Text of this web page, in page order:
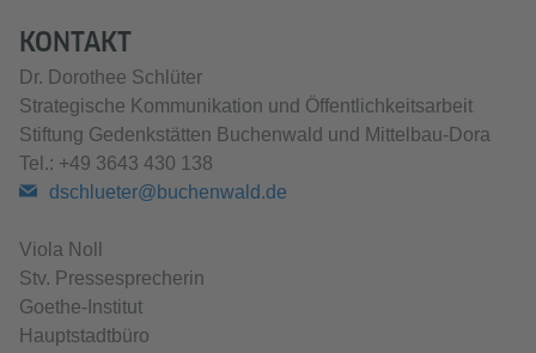
KONTAKT
Dr. Dorothee Schlüter
Strategische Kommunikation und Öffentlichkeitsarbeit
Stiftung Gedenkstätten Buchenwald und Mittelbau-Dora
Tel.: +49 3643 430 138
dschlueter@buchenwald.de
Viola Noll
Stv. Pressesprecherin
Goethe-Institut
Hauptstadtbüro